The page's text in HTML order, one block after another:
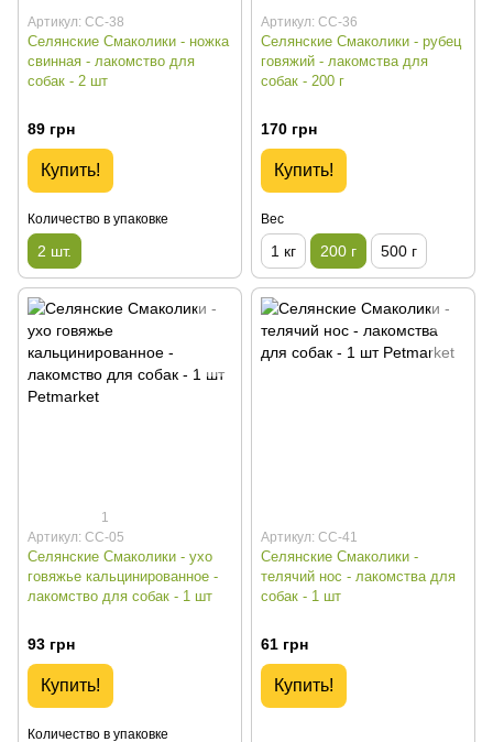
Артикул: СС-38
Селянские Смаколики - ножка
свинная - лакомство для
собак - 2 шт
89 грн
Купить!
Количество в упаковке
2 шт.
Артикул: СС-36
Селянские Смаколики - рубец
говяжий - лакомства для
собак - 200 г
170 грн
Купить!
Вес
1 кг 200 г 500 г
1
Артикул: СС-05
Селянские Смаколики - ухо
говяжье кальцинированное -
лакомство для собак - 1 шт
93 грн
Купить!
Количество в упаковке
Артикул: СС-41
Селянские Смаколики -
телячий нос - лакомства для
собак - 1 шт
61 грн
Купить!